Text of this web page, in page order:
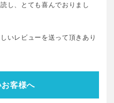
し、とても喜んでおりまし
レビューを送って頂きあり
客様へ